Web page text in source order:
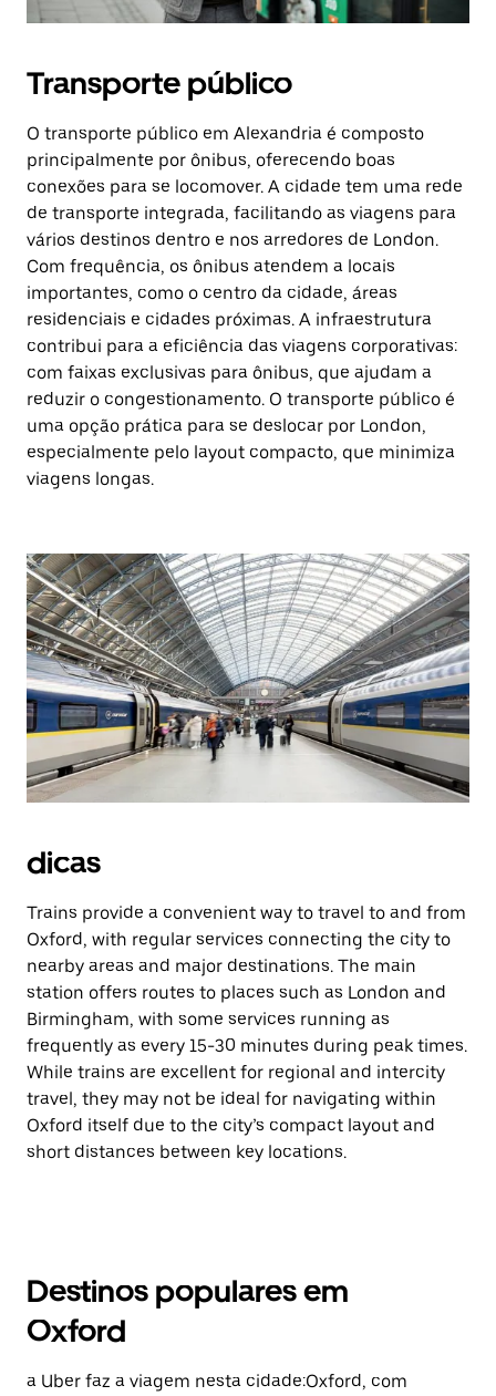
Transporte público
O transporte público em Alexandria é composto
principalmente por ônibus, oferecendo boas
conexões para se locomover. A cidade tem uma rede
de transporte integrada, facilitando as viagens para
vários destinos dentro e nos arredores de London.
Com frequência, os ônibus atendem a locais
importantes, como o centro da cidade, áreas
residenciais e cidades próximas. A infraestrutura
contribui para a eficiência das viagens corporativas:
com faixas exclusivas para ônibus, que ajudam a
reduzir o congestionamento. O transporte público é
uma opção prática para se deslocar por London,
especialmente pelo layout compacto, que minimiza
viagens longas.
dicas
Trains provide a convenient way to travel to and from
Oxford, with regular services connecting the city to
nearby areas and major destinations. The main
station offers routes to places such as London and
Birmingham, with some services running as
frequently as every 15-30 minutes during peak times.
While trains are excellent for regional and intercity
travel, they may not be ideal for navigating within
Oxford itself due to the city’s compact layout and
short distances between key locations.
Destinos populares em
Oxford
a Uber faz a viagem nesta cidade:Oxford, com